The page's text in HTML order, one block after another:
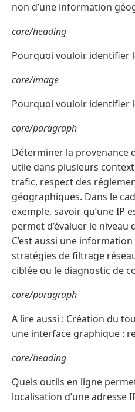
non d’une information
core/heading
Pourquoi vouloir identifier
core/image
Pourquoi vouloir identifier
core/paragraph
Déterminer la provenance
utile dans plusieurs
trafic, respect des
géographiques. Dans le
exemple, savoir qu’une IP
permet d’évaluer le niveau
C’est aussi une
stratégies de filtrage
ciblée ou le diagnostic de
core/paragraph
A lire aussi : Création du
une interface graphique :
core/heading
Quels outils en ligne
localisation d’une adresse